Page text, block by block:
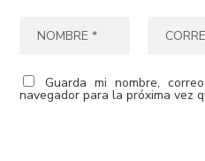
Guarda mi nombre,
navegador para la próxima vez